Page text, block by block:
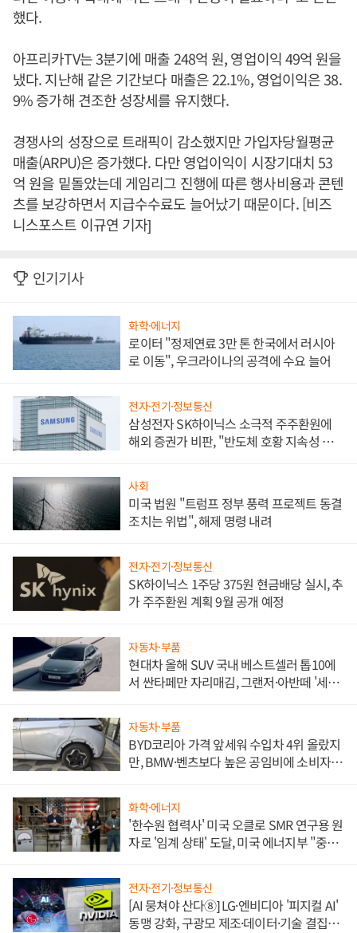
했다.
아프리카TV는 3분기에 매출 248억 원, 영업이익 49억 원을
냈다. 지난해 같은 기간보다 매출은 22.1%, 영업이익은 38.
9% 증가해 견조한 성장세를 유지했다.
경쟁사의 성장으로 트래픽이 감소했지만 가입자당월평균
매출(ARPU)은 증가했다. 다만 영업이익이 시장기대치 53
억 원을 밑돌았는데 게임리그 진행에 따른 행사비용과 콘텐
츠를 보강하면서 지급수수료도 늘어났기 때문이다. [비즈
니스포스트 이규연 기자]
인기기사
화학·에너지
로이터 "정제연료 3만 톤 한국에서 러시아
로 이동", 우크라이나의 공격에 수요 늘어
전자·전기·정보통신
삼성전자 SK하이닉스 소극적 주주환원에
해외 증권가 비판, "반도체 호황 지속성 의
사회
미국 법원 "트럼프 정부 풍력 프로젝트 동결
조치는 위법", 해제 명령 내려
전자·전기·정보통신
SK하이닉스 1주당 375원 현금배당 실시, 추
가 주주환원 계획 9월 공개 예정
자동차·부품
현대차 올해 SUV 국내 베스트셀러 톱10에
서 싼타페만 자리매김, 그랜저·아반떼 '세단
자동차·부품
BYD코리아 가격 앞세워 수입차 4위 올랐지
만, BMW·벤츠보다 높은 공임비에 소비자
화학·에너지
'한수원 협력사' 미국 오클로 SMR 연구용 원
자로 '임계 상태' 도달, 미국 에너지부 "중요
전자·전기·정보통신
[AI 뭉쳐야 산다⑧] LG·엔비디아 '피지컬 AI'
동맹 강화, 구광모 제조·데이터·기술 결집